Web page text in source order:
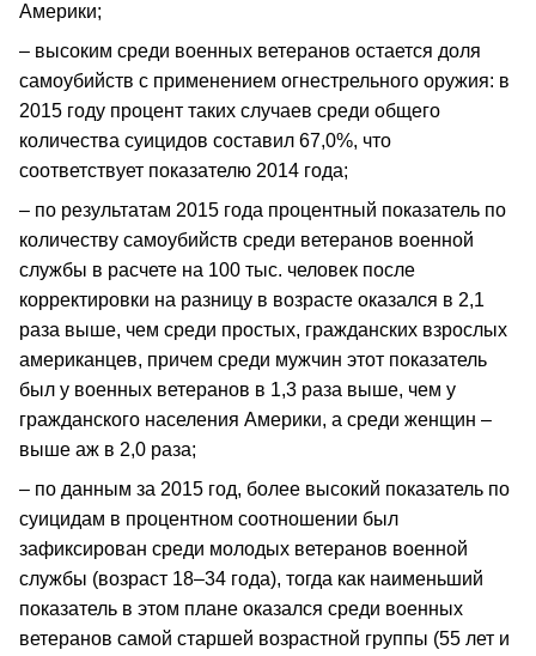
Америки;
– высоким среди военных ветеранов остается доля
самоубийств с применением огнестрельного оружия: в
2015 году процент таких случаев среди общего
количества суицидов составил 67,0%, что
соответствует показателю 2014 года;
– по результатам 2015 года процентный показатель по
количеству самоубийств среди ветеранов военной
службы в расчете на 100 тыс. человек после
корректировки на разницу в возрасте оказался в 2,1
раза выше, чем среди простых, гражданских взрослых
американцев, причем среди мужчин этот показатель
был у военных ветеранов в 1,3 раза выше, чем у
гражданского населения Америки, а среди женщин –
выше аж в 2,0 раза;
– по данным за 2015 год, более высокий показатель по
суицидам в процентном соотношении был
зафиксирован среди молодых ветеранов военной
службы (возраст 18–34 года), тогда как наименьший
показатель в этом плане оказался среди военных
ветеранов самой старшей возрастной группы (55 лет и